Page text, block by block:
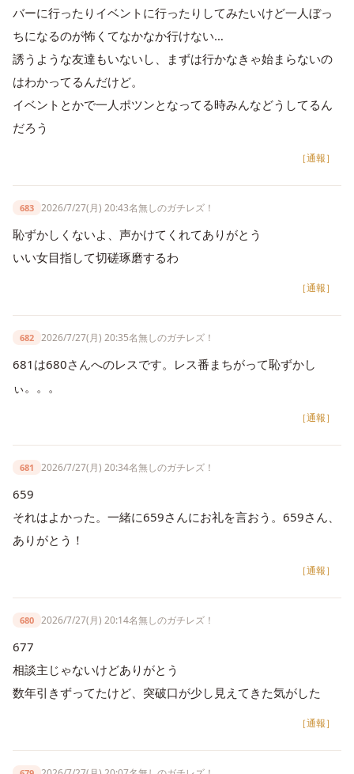
バーに行ったりイベントに行ったりしてみたいけど一人ぼっ
ちになるのが怖くてなかなか行けない…
誘うような友達もいないし、まずは行かなきゃ始まらないの
はわかってるんだけど。
イベントとかで一人ポツンとなってる時みんなどうしてるん
だろう
［通報］
683 2026/7/27(月) 20:43名無しのガチレズ！
恥ずかしくないよ、声かけてくれてありがとう
いい女目指して切磋琢磨するわ
［通報］
682 2026/7/27(月) 20:35名無しのガチレズ！
681は680さんへのレスです。レス番まちがって恥ずかし
ぃ。。。
［通報］
681 2026/7/27(月) 20:34名無しのガチレズ！
659
それはよかった。一緒に659さんにお礼を言おう。659さん、
ありがとう！
［通報］
680 2026/7/27(月) 20:14名無しのガチレズ！
677
相談主じゃないけどありがとう
数年引きずってたけど、突破口が少し見えてきた気がした
［通報］